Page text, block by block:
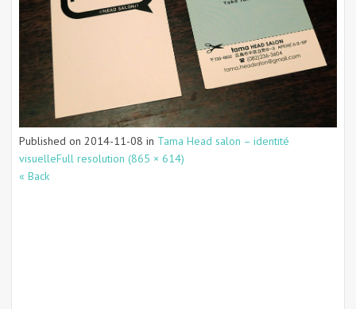
Published on 2014-11-08 in Tama Head salon – identité
visuelleFull resolution (865 × 614)
« Back